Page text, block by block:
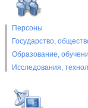
Персоны
Государство,
Образование,
Исследования,